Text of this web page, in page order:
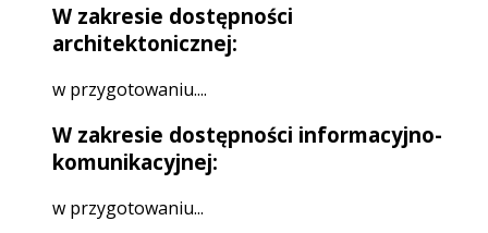
W zakresie dostępności
architektonicznej:
w przygotowaniu....
W zakresie dostępności informacyjno-
komunikacyjnej:
w przygotowaniu...